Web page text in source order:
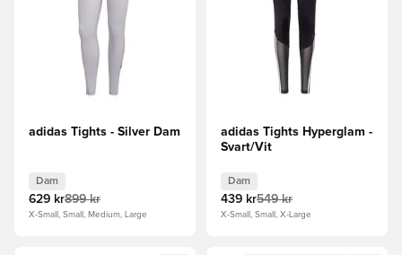
adidas Tights - Silver Dam
Dam
629 kr899 kr
X-Small, Small, Medium, Large
adidas Tights Hyperglam -
Svart/Vit
Dam
439 kr549 kr
X-Small, Small, X-Large